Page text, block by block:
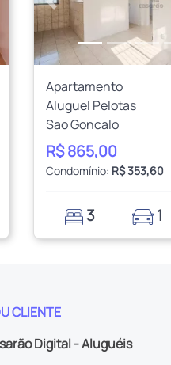
Anterior
Apartamento
Aluguel Pelotas
Sao Goncalo
R$ 865,00
Condomínio: R$ 353,60
3 1
CLIENTE
Digital - Aluguéis